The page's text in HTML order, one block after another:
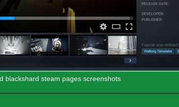
blackshard steam pages screenshots